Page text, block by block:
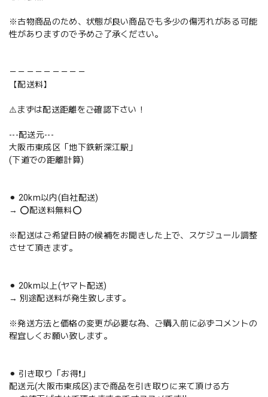
※古物商品のため、状態が良い商品でも多少の傷汚れがある可能
性がありますので予めご了承ください。
－－－－－－－－－
【配送料】
⚠️まずは配送距離をご確認下さい！
---配送元---
大阪市東成区「地下鉄新深江駅」
(下道での距離計算)
⚫︎ 20km以内(自社配送)
→ ⭕️配送料無料⭕️
※配送はご希望日時の候補をお聞きした上で、スケジュール調整
させて頂きます。
⚫︎ 20km以上(ヤマト配送)
→ 別途配送料が発生致します。
※発送方法と価格の変更が必要な為、ご購入前に必ずコメントの
程宜しくお願い致します。
⚫︎ 引き取り「お得❗️」
配送元(大阪市東成区)まで商品を引き取りに来て頂ける方